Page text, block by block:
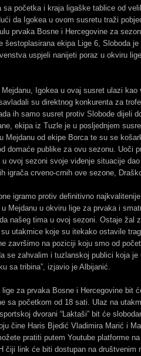
sa početka i kraja ligaške tablice od
da Igokea u ovom susretu traži
prvaka Bosne i Hercegovine za
šestoplasirana ekipa Lige 6, Sloboda je
uspjeli nanijeti poraz u okviru
Igokea u ovaj susret ulazi kao
su direktnog konkurenta za
ih samo susret protiv Slobode dijeli
ekipa iz Tuzle je u posljednjem
Mejdanu od ekipe Borca te su se
domaće publike za ovu sezonu. Uoči
ovoj sezoni svoje viđenje situacije
igrača crveno-crnih ove sezone,
igramo protiv definitivno
Mejdanu u okviru lige za prvaka i
našeg tima u ovoj sezoni. Ostaje žal
utakmice koje su itekako ostavile
završimo na poziciji koju smo od
se zahvalim i tuzlanskoj publici koja je
sa tribina”, izjavio je Albijanić.
za prvaka Bosne i Hercegovine bit
sa početkom od 18 sati. Ulaz na
dvorani “Laktaši” bit će
čine Haris Bjedić Vladimira Marić i
pratiti putem Youtube platforme
čiji link će biti dostupan na društvenim